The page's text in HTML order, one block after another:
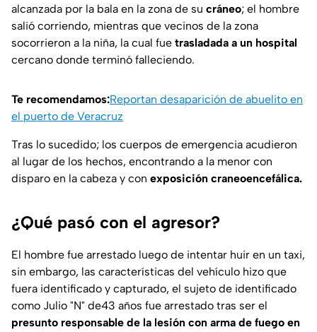
alcanzada por la bala en la zona de su cráneo; el hombre
salió corriendo, mientras que vecinos de la zona
socorrieron a la niña, la cual fue trasladada a un hospital
cercano donde terminó falleciendo.
Te recomendamos:Reportan desaparición de abuelito en
el puerto de Veracruz
Tras lo sucedido; los cuerpos de emergencia acudieron
al lugar de los hechos, encontrando a la menor con
disparo en la cabeza y con exposición craneoencefálica.
¿Qué pasó con el agresor?
El hombre fue arrestado luego de intentar huir en un taxi,
sin embargo, las características del vehículo hizo que
fuera identificado y capturado, el sujeto de identificado
como Julio "N" de43 años fue arrestado tras ser el
presunto responsable de la lesión con arma de fuego en